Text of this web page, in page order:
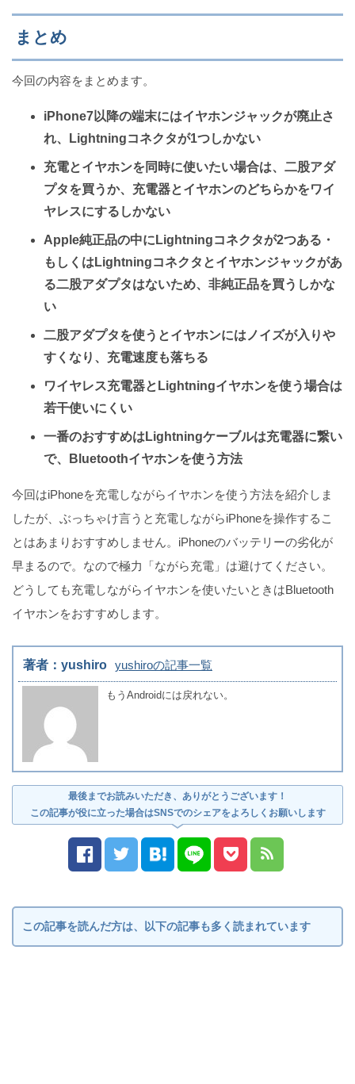
まとめ
今回の内容をまとめます。
iPhone7以降の端末にはイヤホンジャックが廃止さ
れ、Lightningコネクタが1つしかない
充電とイヤホンを同時に使いたい場合は、二股アダ
プタを買うか、充電器とイヤホンのどちらかをワイ
ヤレスにするしかない
Apple純正品の中にLightningコネクタが2つある・
もしくはLightningコネクタとイヤホンジャックがあ
る二股アダプタはないため、非純正品を買うしかな
い
二股アダプタを使うとイヤホンにはノイズが入りや
すくなり、充電速度も落ちる
ワイヤレス充電器とLightningイヤホンを使う場合は
若干使いにくい
一番のおすすめはLightningケーブルは充電器に繋い
で、Bluetoothイヤホンを使う方法
今回はiPhoneを充電しながらイヤホンを使う方法を紹介しま
したが、ぶっちゃけ言うと充電しながらiPhoneを操作するこ
とはあまりおすすめしません。iPhoneのバッテリーの劣化が
早まるので。なので極力「ながら充電」は避けてください。
どうしても充電しながらイヤホンを使いたいときはBluetooth
イヤホンをおすすめします。
著者：yushiro yushiroの記事一覧
もうAndroidには戻れない。
最後までお読みいただき、ありがとうございます！
この記事が役に立った場合はSNSでのシェアをよろしくお願いします
この記事を読んだ方は、以下の記事も多く読まれています